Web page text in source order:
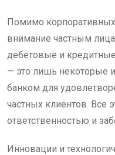
Помимо корпоративных
внимание частным
дебетовые и
— это лишь некоторые
банком для
частных клиентов. Все
ответственностью и
Инновации и